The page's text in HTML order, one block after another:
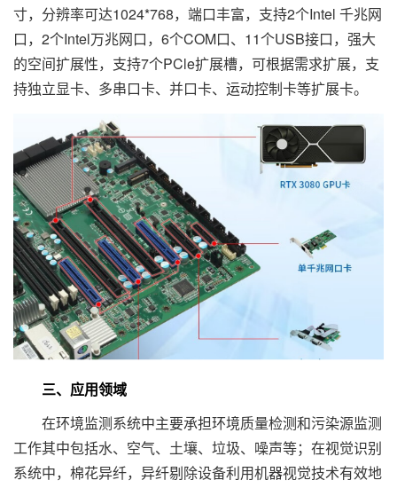
寸，分辨率可达1024*768，端口丰富，支持2个Intel 千兆网
口，2个Intel万兆网口，6个COM口、11个USB接口，强大
的空间扩展性，支持7个PCle扩展槽，可根据需求扩展，支
持独立显卡、多串口卡、并口卡、运动控制卡等扩展卡。
三、应用领域
在环境监测系统中主要承担环境质量检测和污染源监测
工作其中包括水、空气、土壤、垃圾、噪声等；在视觉识别
系统中，棉花异纤，异纤剔除设备利用机器视觉技术有效地